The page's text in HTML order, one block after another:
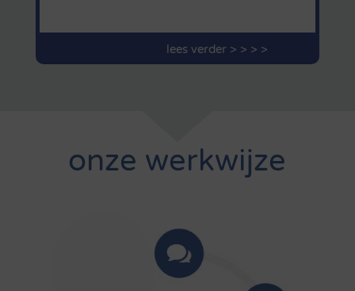
lees verder > > > >
onze werkwijze